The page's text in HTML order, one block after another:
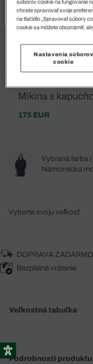
Mikina s
175 EUR
Vybraná farba
Vyberte svoju veľkosť
DOPRAVA
Bezplatné vrátenie
Veľkostná tabuľka
Podrobnosti produktu
súborov cookie na fungovanie
chcete spravovať svoje
na tlačidlo „Spravovať súbory
cookie sa môžete oboznámiť,
Nastavenia súborov
cookie